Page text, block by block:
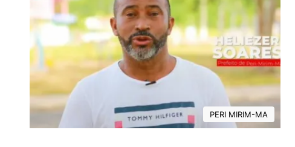
PERI MIRIM-MA